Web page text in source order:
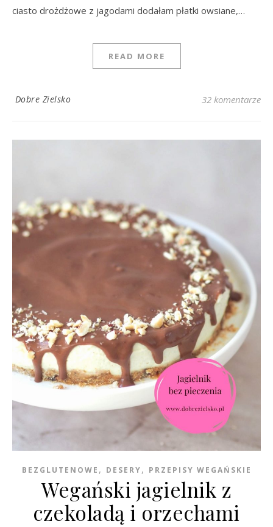
ciasto drożdżowe z jagodami dodałam płatki owsiane,…
READ MORE
Dobre Zielsko 32 komentarze
BEZGLUTENOWE , DESERY, PRZEPISY WEGAŃSKIE
Wegański jagielnik z
czekoladą i orzechami